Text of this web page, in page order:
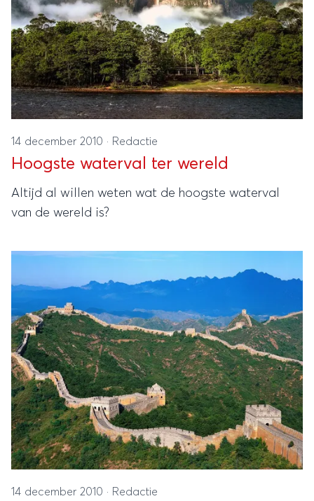
14 december 2010 · Redactie
Hoogste waterval ter wereld
Altijd al willen weten wat de hoogste waterval
van de wereld is?
14 december 2010 · Redactie